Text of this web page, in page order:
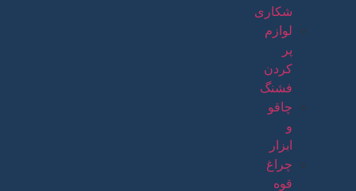
شکاری
لوازم
پر
کردن
فشنگ
چاقو
و
ابزار
چراغ
قوه